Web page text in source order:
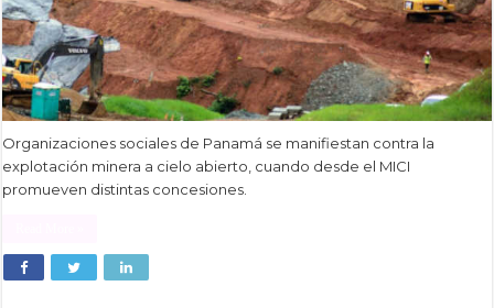
Organizaciones sociales de Panamá se manifiestan contra la
explotación minera a cielo abierto, cuando desde el MICI
promueven distintas concesiones.